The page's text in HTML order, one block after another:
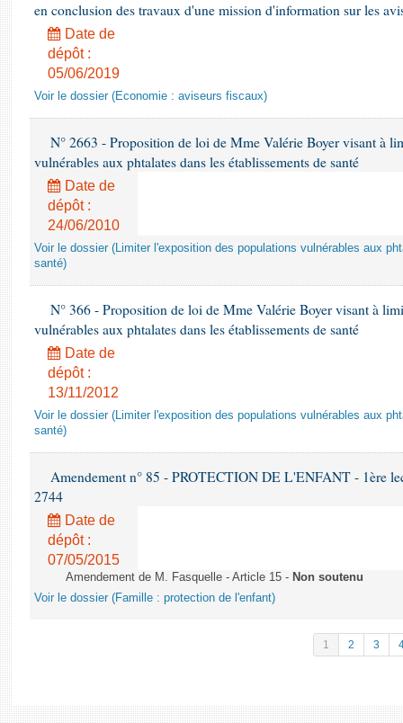
en conclusion des travaux d'une mission d'information sur les
Date de
dépôt :
05/06/2019
Voir le dossier (Economie : aviseurs fiscaux)
N° 2663 - Proposition de loi de Mme Valérie Boyer visant à
vulnérables aux phtalates dans les établissements de santé
Date de
dépôt :
24/06/2010
Voir le dossier (Limiter l'exposition des populations vulnérables aux
santé)
N° 366 - Proposition de loi de Mme Valérie Boyer visant à
vulnérables aux phtalates dans les établissements de santé
Date de
dépôt :
13/11/2012
Voir le dossier (Limiter l'exposition des populations vulnérables aux
santé)
Amendement n° 85 - PROTECTION DE L'ENFANT - 1ère
2744
Date de
dépôt :
07/05/2015
Amendement de M. Fasquelle - Article 15 - Non soutenu
Voir le dossier (Famille : protection de l'enfant)
1 2 3